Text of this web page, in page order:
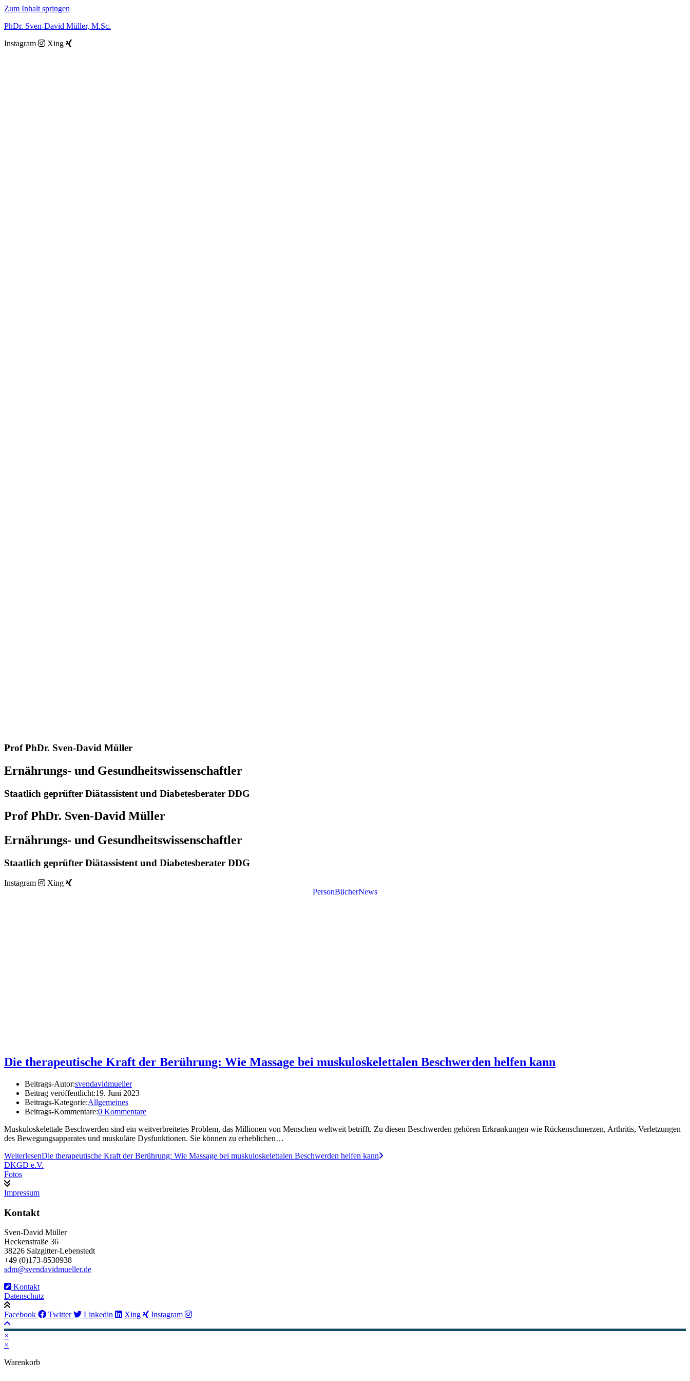
Zum Inhalt springen
PhDr. Sven-David Müller, M.Sc.
Instagram
Xing
Prof PhDr. Sven-David Müller
Ernährungs- und Gesundheitswissenschaftler
Staatlich geprüfter Diätassistent und Diabetesberater DDG
Prof PhDr. Sven-David Müller
Ernährungs- und Gesundheitswissenschaftler
Staatlich geprüfter Diätassistent und Diabetesberater DDG
Instagram
Xing
PersonBücherNews
Die therapeutische Kraft der Berührung: Wie Massage bei muskuloskelettalen Beschwerden helfen kann
Beitrags-Autor:svendavidmueller
Beitrag veröffentlicht:19. Juni 2023
Beitrags-Kategorie:Allgemeines
Beitrags-Kommentare:0 Kommentare
Muskuloskelettale Beschwerden sind ein weitverbreitetes Problem, das Millionen von Menschen weltweit betrifft. Zu diesen Beschwerden gehören Erkrankungen wie Rückenschmerzen, Arthritis, Verletzungen
des Bewegungsapparates und muskuläre Dysfunktionen. Sie können zu erheblichen…
WeiterlesenDie therapeutische Kraft der Berührung: Wie Massage bei muskuloskelettalen Beschwerden helfen kann
DKGD e.V.
Fotos
Impressum
Kontakt
Sven-David Müller
Heckenstraße 36
38226 Salzgitter-Lebenstedt
+49 (0)173-8530938
sdm@svendavidmueller.de
Kontakt
Datenschutz
Facebook Twitter Linkedin Xing Instagram
×
×
Warenkorb